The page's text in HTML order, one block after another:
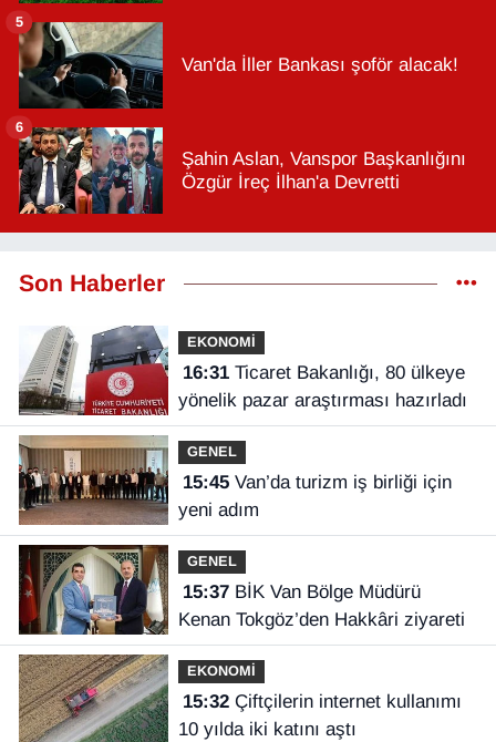
Van'da İller Bankası şoför alacak!
5
Şahin Aslan, Vanspor Başkanlığını
Özgür İreç İlhan'a Devretti
6
Son Haberler
EKONOMİ
16:31Ticaret Bakanlığı, 80 ülkeye
yönelik pazar araştırması hazırladı
GENEL
15:45Van’da turizm iş birliği için
yeni adım
GENEL
15:37BİK Van Bölge Müdürü
Kenan Tokgöz’den Hakkâri ziyareti
EKONOMİ
15:32Çiftçilerin internet kullanımı
10 yılda iki katını aştı